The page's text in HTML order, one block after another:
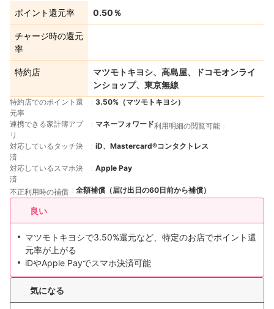
ポイント還元率 0.50％
チャージ時の還元
率
特約店
マツモトキヨシ、高島屋、ドコモオンライ
ンショップ、東京無線
特約店でのポイント還
元率
3.50%（マツモトキヨシ）
連携できる家計簿アプ
リ
マネーフォワード利用明細の閲覧可能
対応しているタッチ決
済
iD、Mastercard®︎コンタクトレス
対応しているスマホ決
済
Apple Pay
不正利用時の補償 全額補償（届け出日の60日前から補償）
良い
マツモトキヨシで3.50%還元など、特定のお店でポイント還
元率が上がる
iDやApple Payでスマホ決済可能
気になる